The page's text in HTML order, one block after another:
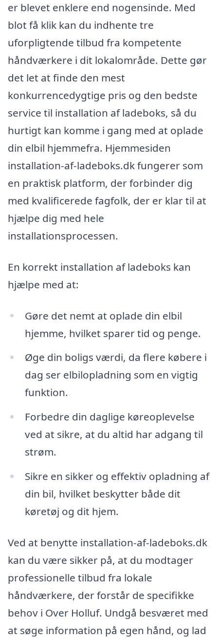
er blevet enklere end nogensinde. Med
blot få klik kan du indhente tre
uforpligtende tilbud fra kompetente
håndværkere i dit lokalområde. Dette gør
det let at finde den mest
konkurrencedygtige pris og den bedste
service til installation af ladeboks, så du
hurtigt kan komme i gang med at oplade
din elbil hjemmefra. Hjemmesiden
installation-af-ladeboks.dk fungerer som
en praktisk platform, der forbinder dig
med kvalificerede fagfolk, der er klar til at
hjælpe dig med hele
installationsprocessen.
En korrekt installation af ladeboks kan
hjælpe med at:
Gøre det nemt at oplade din elbil
hjemme, hvilket sparer tid og penge.
Øge din boligs værdi, da flere købere i
dag ser elbilopladning som en vigtig
funktion.
Forbedre din daglige køreoplevelse
ved at sikre, at du altid har adgang til
strøm.
Sikre en sikker og effektiv opladning af
din bil, hvilket beskytter både dit
køretøj og dit hjem.
Ved at benytte installation-af-ladeboks.dk
kan du være sikker på, at du modtager
professionelle tilbud fra lokale
håndværkere, der forstår de specifikke
behov i Over Holluf. Undgå besværet med
at søge information på egen hånd, og lad